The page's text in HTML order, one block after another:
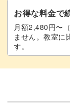
オリジナルの
ってみてくださ
いろいろ作った
お得な料金で
月額2,480円〜
ません。教室に
す。